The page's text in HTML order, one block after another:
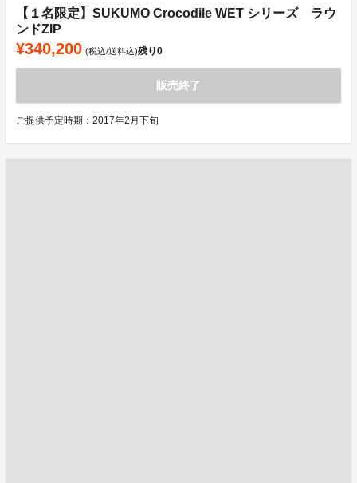
【１名限定】SUKUMO Crocodile WET シリーズ ラウ
ンドZIP
¥340,200 (税込/送料込)残り0
販売終了
ご提供予定時期：2017年2月下旬